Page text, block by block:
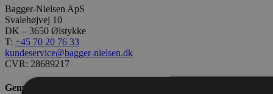
Bagger-Nielsen ApS
Svalehøjvej 10
DK – 3650 Ølstykke
T: +45 70 20 76 33
kundeservice@bagger-nielsen.dk
CVR: 28689217
Genveje